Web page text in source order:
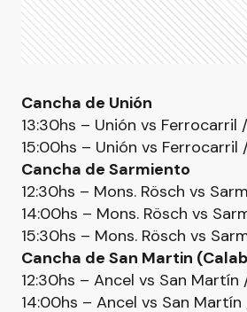
Cancha de Unión
13:30hs – Unión vs Ferrocarril /
15:00hs – Unión vs Ferrocarril /
Cancha de Sarmiento
12:30hs – Mons. Rösch vs
14:00hs – Mons. Rösch vs
15:30hs – Mons. Rösch vs
Cancha de San Martin
12:30hs – Ancel vs San Martín
14:00hs – Ancel vs San Martín